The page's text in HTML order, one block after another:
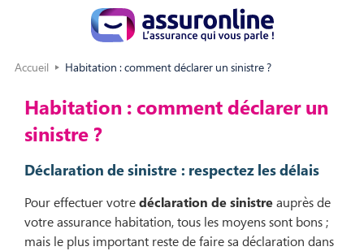
Accueil Habitation : comment déclarer un sinistre ?
Habitation : comment déclarer un
sinistre ?
Déclaration de sinistre : respectez les délais
Pour effectuer votredéclaration de sinistreauprès de
votre assurance habitation, tous les moyens sont bons ;
mais le plus important reste de faire sa déclaration dans